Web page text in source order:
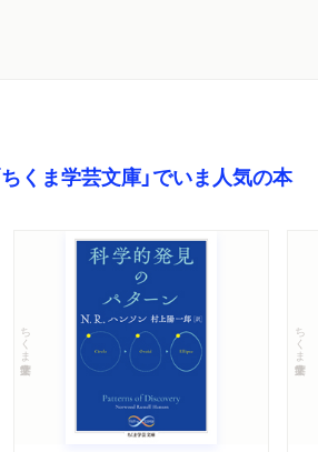
ちくま学芸文庫」でいま人気の本
ちくま学芸文庫 ちくま学芸文庫